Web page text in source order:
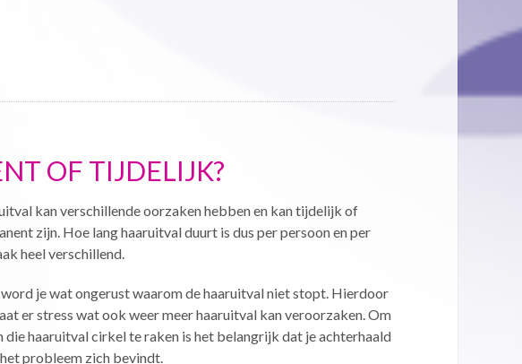
OF TIJDELIJK?
kan verschillende oorzaken hebben en kan tijdelijk of
zijn. Hoe lang haaruitval duurt is dus per persoon en per
heel verschillend.
je wat ongerust waarom de haaruitval niet stopt. Hierdoor
er stress wat ook weer meer haaruitval kan veroorzaken. Om
die haaruitval cirkel te raken is het belangrijk dat je achterhaald
probleem zich bevindt.